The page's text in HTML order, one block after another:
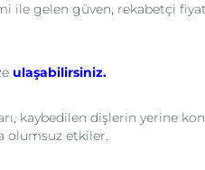
ile gelen güven, rekabetçi
ulaşabilirsiniz.
kaybedilen dişlerin yerine
olumsuz etkiler.